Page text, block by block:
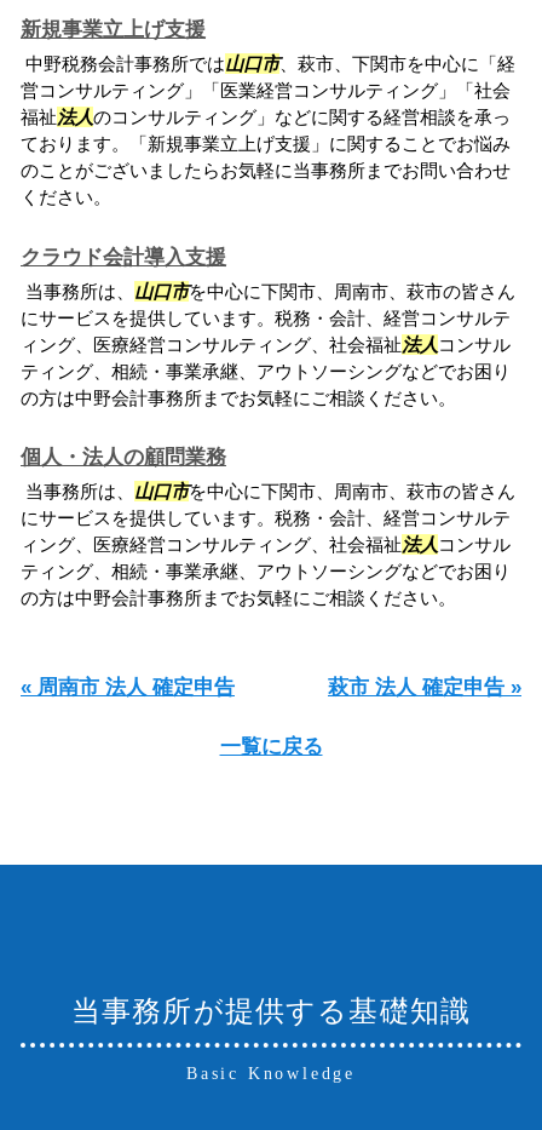
新規事業立上げ支援
中野税務会計事務所では山口市、萩市、下関市を中心に「経
営コンサルティング」「医業経営コンサルティング」「社会
福祉法人のコンサルティング」などに関する経営相談を承っ
ております。「新規事業立上げ支援」に関することでお悩み
のことがございましたらお気軽に当事務所までお問い合わせ
ください。
クラウド会計導入支援
当事務所は、 山口市を中心に下関市、周南市、萩市の皆さん
にサービスを提供しています。税務・会計、経営コンサルテ
ィング、医療経営コンサルティング、社会福祉法人 コンサル
ティング、相続・事業承継、アウトソーシングなどでお困り
の方は中野会計事務所までお気軽にご相談ください。
個人・法人の顧問業務
当事務所は、 山口市を中心に下関市、周南市、萩市の皆さん
にサービスを提供しています。税務・会計、経営コンサルテ
ィング、医療経営コンサルティング、社会福祉法人コンサル
ティング、相続・事業承継、アウトソーシングなどでお困り
の方は中野会計事務所までお気軽にご相談ください。
« 周南市 法人 確定申告 萩市 法人 確定申告 »
一覧に戻る
当事務所が提供する基礎知識
Basic Knowledge